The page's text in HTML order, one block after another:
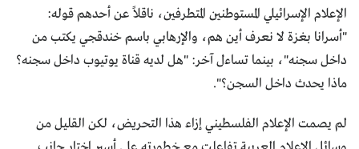
الإعلام الإسرائيلي المستوطنين المتطرفين، ناقلاً عن أحدهم قوله:
"أسرانا بغزة لا نعرف أين هم، والإرهابي باسم خندقجي يكتب من
داخل سجنه"، بينما تساءل آخر: "هل لديه قناة يوتيوب داخل سجنه؟
ماذا يحدث داخل السجن؟".
لم يصمت الإعلام الفلسطيني إزاء هذا التحريض، لكن القليل من